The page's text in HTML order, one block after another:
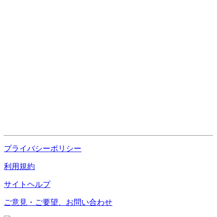
プライバシーポリシー
利用規約
サイトヘルプ
ご意見・ご要望、お問い合わせ